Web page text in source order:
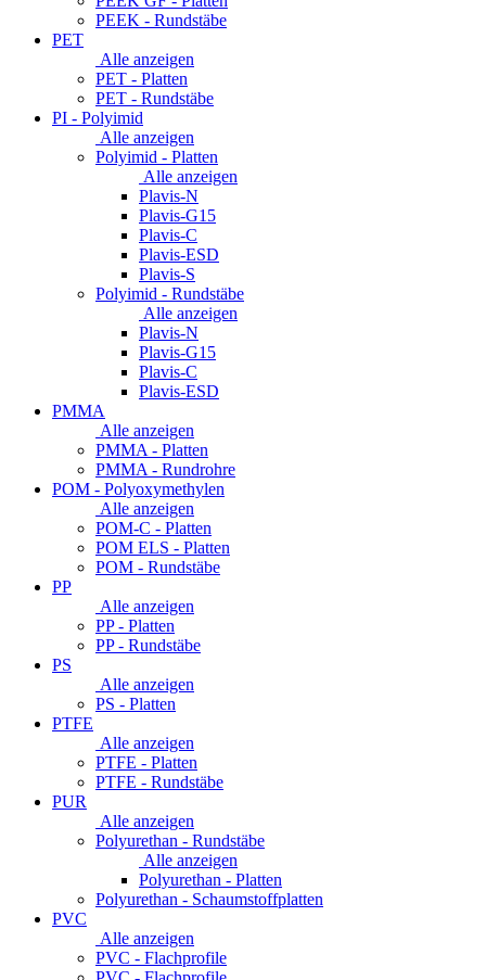
PEEK - Rundstäbe
PET
Alle anzeigen
PET - Platten
PET - Rundstäbe
PI - Polyimid
Alle anzeigen
Polyimid - Platten
Alle anzeigen
Plavis-N
Plavis-G15
Plavis-C
Plavis-ESD
Plavis-S
Polyimid - Rundstäbe
Alle anzeigen
Plavis-N
Plavis-G15
Plavis-C
Plavis-ESD
PMMA
Alle anzeigen
PMMA - Platten
PMMA - Rundrohre
POM - Polyoxymethylen
Alle anzeigen
POM-C - Platten
POM ELS - Platten
POM - Rundstäbe
PP
Alle anzeigen
PP - Platten
PP - Rundstäbe
PS
Alle anzeigen
PS - Platten
PTFE
Alle anzeigen
PTFE - Platten
PTFE - Rundstäbe
PUR
Alle anzeigen
Polyurethan - Rundstäbe
Alle anzeigen
Polyurethan - Platten
Polyurethan - Schaumstoffplatten
PVC
Alle anzeigen
PVC - Flachprofile